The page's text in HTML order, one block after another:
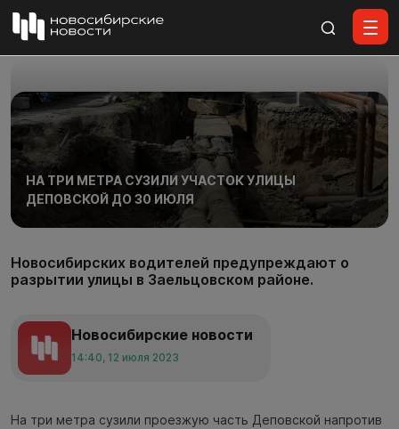
НА ТРИ МЕТРА СУЗИЛИ УЧАСТОК УЛИЦЫ
ДЕПОВСКОЙ ДО 30 ИЮЛЯ
Новосибирских водителей предупреждают о
разрытии улицы в Заельцовском районе.
Новосибирские новости
14:40, 12 июля 2023
На три метра сузили проезжую часть Деповской напротив